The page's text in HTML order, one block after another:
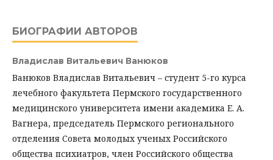
БИОГРАФИИ АВТОРОВ
Владислав Витальевич Ванюков
Ванюков Владислав Витальевич – студент 5-го курса
лечебного факультета Пермского государственного
медицинского университета имени академика Е. А.
Вагнера, председатель Пермского регионального
отделения Совета молодых ученых Российского
общества психиатров, член Российского общества